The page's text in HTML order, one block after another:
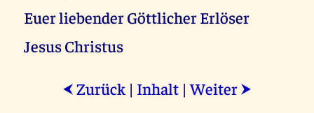
Euer liebender Göttlicher Erlöser
Jesus Christus
⮜ Zurück | Inhalt |Weiter ⮞